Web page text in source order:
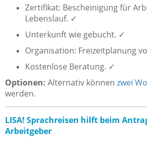
Zertifikat: Bescheinigung für
Lebenslauf. ✓
Unterkunft wie gebucht. ✓
Organisation: Freizeitplanung
Kostenlose Beratung. ✓
Optionen: Alternativ können zwei
werden.
LISA! Sprachreisen hilft beim
Arbeitgeber